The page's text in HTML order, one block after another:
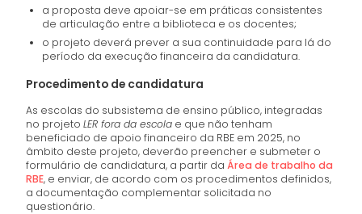
a proposta deve apoiar-se em práticas consistentes
de articulação entre a biblioteca e os docentes;
o projeto deverá prever a sua continuidade para lá do
período da execução financeira da candidatura.
Procedimento de candidatura
As escolas do subsistema de ensino público, integradas
no projetoLER fora da escola e que não tenham
beneficiado de apoio financeiro da RBE em 2025, no
âmbito deste projeto, deverão preencher e submeter o
formulário de candidatura, a partir daÁrea de trabalho da
RBE, e enviar, de acordo com os procedimentos definidos,
a documentação complementar solicitada no
questionário.